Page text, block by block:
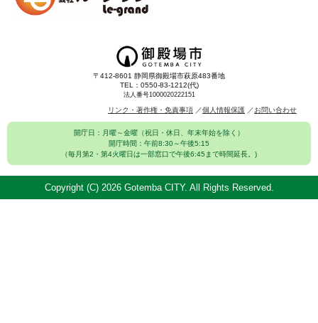
〒412-8601 静岡県御殿場市萩原483番地
TEL：0550-83-1212(代)
法人番号1000020222151
リンク・著作権・免責事項 個人情報保護 お問い合わせ
開庁日：月曜～金曜（祝日・休日、年末年始を除く）
開庁時間：午前8:30～午後5:15
（毎月第2・第4火曜日は一部窓口で午後6:45まで時間延長。)
Copyright (C) 2026 Gotemba CITY. All Rights Reserved.